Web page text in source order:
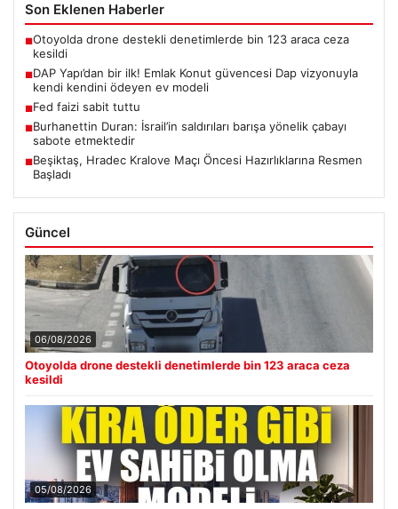
Son Eklenen Haberler
■Otoyolda drone destekli denetimlerde bin 123 araca ceza
kesildi
■DAP Yapı’dan bir ilk! Emlak Konut güvencesi Dap vizyonuyla
kendi kendini ödeyen ev modeli
■Fed faizi sabit tuttu
■Burhanettin Duran: İsrail’in saldırıları barışa yönelik çabayı
sabote etmektedir
■Beşiktaş, Hradec Kralove Maçı Öncesi Hazırlıklarına Resmen
Başladı
Güncel
06/08/2026
Otoyolda drone destekli denetimlerde bin 123 araca ceza
kesildi
05/08/2026